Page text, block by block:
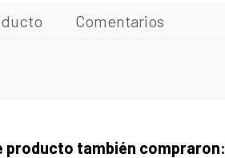
Comentarios
también compraron: